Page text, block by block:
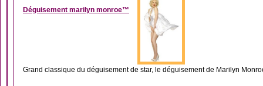
Déguisement marilyn monroe™
Grand classique du déguisement de star, le déguisement de Marilyn